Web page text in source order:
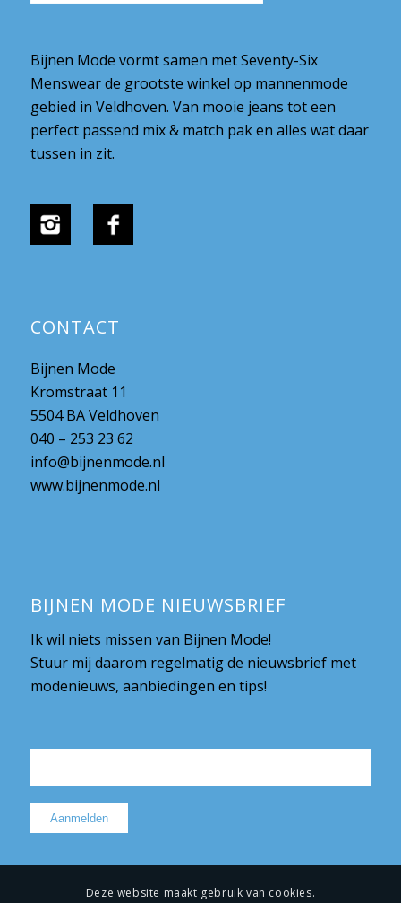
Bijnen Mode vormt samen met Seventy-Six
Menswear de grootste winkel op mannenmode
gebied in Veldhoven. Van mooie jeans tot een
perfect passend mix & match pak en alles wat daar
tussen in zit.
CONTACT
Bijnen Mode
Kromstraat 11
5504 BA Veldhoven
040 – 253 23 62
info@bijnenmode.nl
www.bijnenmode.nl
BIJNEN MODE NIEUWSBRIEF
Ik wil niets missen van Bijnen Mode!
Stuur mij daarom regelmatig de nieuwsbrief met
modenieuws, aanbiedingen en tips!
Deze website maakt gebruik van cookies.